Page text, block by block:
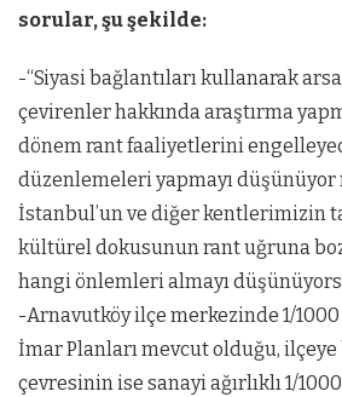
sorular, şu şekilde:
-“Siyasi bağlantıları kullanarak
çevirenler hakkında araştırma
dönem rant faaliyetlerini
düzenlemeleri yapmayı düşünüyor
İstanbul’un ve diğer kentlerimizin
kültürel dokusunun rant uğruna
hangi önlemleri almayı
-Arnavutköy ilçe merkezinde 1/
İmar Planları mevcut olduğu, ilçeye
çevresinin ise sanayi ağırlıklı 1/